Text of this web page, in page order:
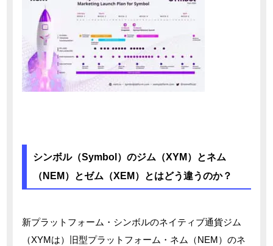
シンボル（Symbol）のジム（XYM）とネム
（NEM）とゼム（XEM）とはどう違うのか？
新プラットフォーム・シンボルのネイティブ通貨ジム
（XYMは）旧型プラットフォーム・ネム（NEM）のネ